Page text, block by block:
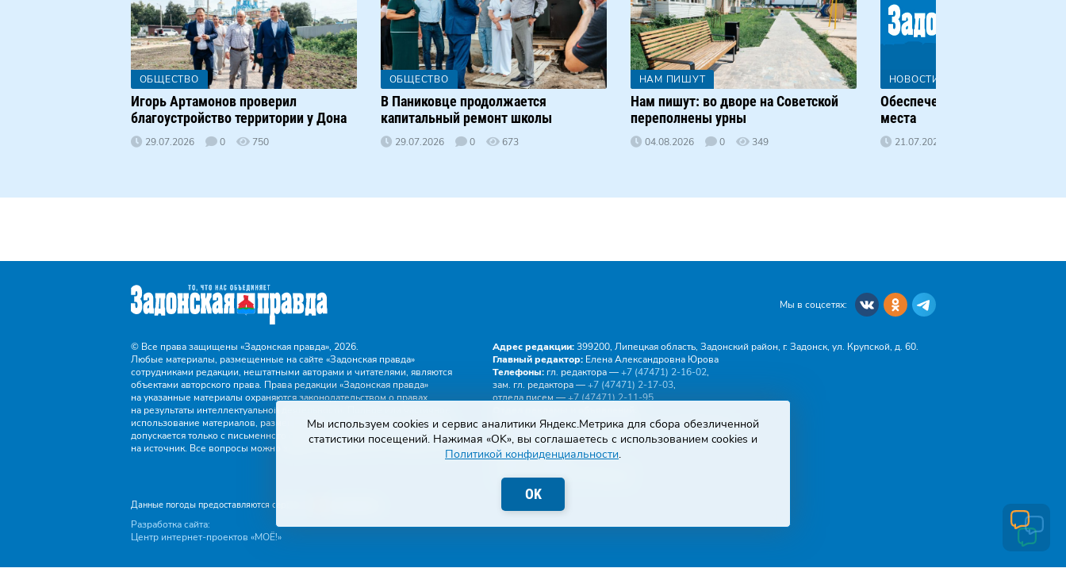
ОБЩЕСТВО
Игорь Артамонов проверил
благоустройство территории у Дона
29.07.2026 0 750
ОБЩЕСТВО
В Паниковце продолжается
капитальный ремонт школы
29.07.2026 0 673
НАМ ПИШУТ
Нам пишут: во дворе на Советской
переполнены урны
04.08.2026 0 349
НОВОСТИ РЕГИОНА
Обеспечение безопасности
места
21.07.2026
Мы в соцсетях:
© Все права защищены «Задонская правда», 2026.
Любые материалы, размещенные на сайте «Задонская правда»
сотрудниками редакции, нештатными авторами и читателями, являются
объектами авторского права. Права редакции «Задонская правда»
на указанные материалы охраняются законодательством о правах
на результаты интеллектуальной деятельности. Полное или частичное
использование материалов, размещенных на сайте «Задонская правда»,
допускается только с письменного согласия редакции с указанием ссылки
на источник. Все вопросы можно задать по адресу
gazeta.zapr@yandex.ru
Адрес редакции:399200, Липецкая область, Задонский район, г. Задонск, ул. Крупской, д. 60.
Главный редактор: Елена Александровна Юрова
Телефоны: гл. редактора —+7 (47471) 2‑16‑02,
зам. гл. редактора —+7 (47471) 2‑17‑03,
отдела писем —+7 (47471) 2‑11‑95
тел.+7 (47471) 2‑43‑88, эл. почта -buh.gzp@yandex.ru
Эл. почта:gazeta.zapr@yandex.ru
Правила общения
Пользовательское соглашение
Данные погоды предоставляются сервисом
Разработка сайта:
Центр интернет-проектов «МОЁ!»
Мы используем cookies и сервис аналитики Яндекс.Метрика для сбора обезличенной
статистики посещений. Нажимая «OK», вы соглашаетесь с использованием cookies и
Политикой конфиденциальности.
OK